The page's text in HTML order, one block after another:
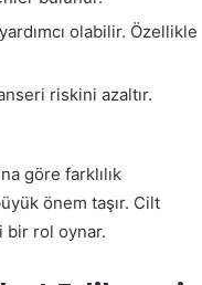
olabilir. Özellikle
riskini azaltır.
göre farklılık
önem taşır. Cilt
bir rol oynar.